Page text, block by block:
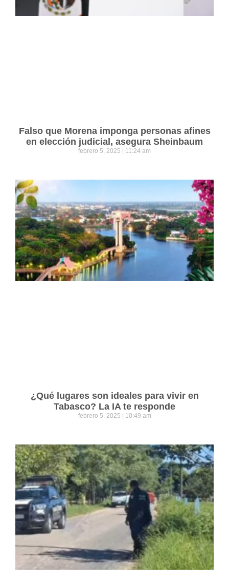
Falso que Morena imponga personas afines
en elección judicial, asegura Sheinbaum
febrero 5, 2025 11:24 am
¿Qué lugares son ideales para vivir en
Tabasco? La IA te responde
febrero 5, 2025 10:49 am